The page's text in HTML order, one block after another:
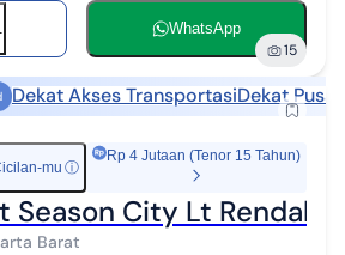
WhatsApp
15
Dekat Akses TransportasiDekat
mu ⓘ
Rp 4 Jutaan (Tenor 15 Tahun)
City Lt Rendah
Barat